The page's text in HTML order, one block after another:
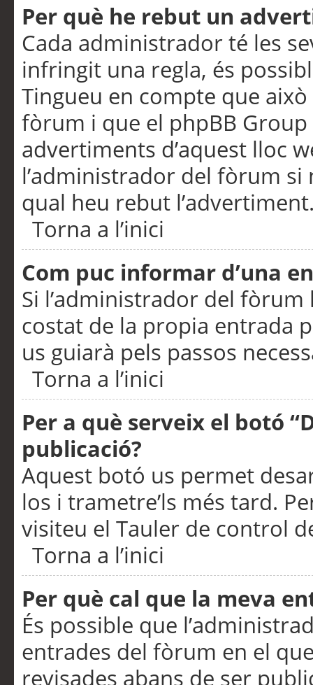
Per què he rebut un
Cada administrador té les
infringit una regla, és
Tingueu en compte que
fòrum i que el phpBB
advertiments d’aquest lloc
l’administrador del fòrum
qual heu rebut
Torna a l’inici
Com puc informar d’una
Si l’administrador del
costat de la propia entrada
us guiarà pels passos
Torna a l’inici
Per a què serveix el botó
publicació?
Aquest botó us permet
los i trametre’ls més tard.
visiteu el Tauler de control
Torna a l’inici
Per què cal que la meva
És possible que
entrades del fòrum en el
revisades abans de ser